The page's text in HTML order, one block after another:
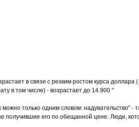
в связи с резким ростом курса
в том числе) - возрастает до 14.900 "
только одним словом: надувательство" -
получившие его по обещанной цене. Люди,